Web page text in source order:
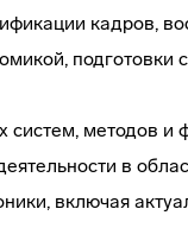
кадров,
подготовки
систем, методов и
в
включая